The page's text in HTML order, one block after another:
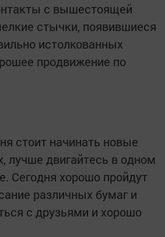
с вышестоящей
стычки, появившиеся
истолкованных
продвижение по
стоит начинать новые
лучше двигайтесь в одном
Сегодня хорошо пройдут
различных бумаг и
с друзьями и хорошо